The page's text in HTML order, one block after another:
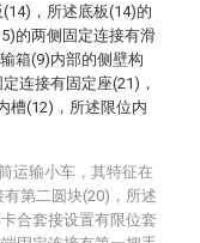
，所述底板(14)的
的两侧固定连接有滑
箱(9)内部的侧壁构
连接有固定座(21)，
槽(12)，所述限位内
运输小车，其特征在
第二圆块(20)，所述
合套接设置有限位套